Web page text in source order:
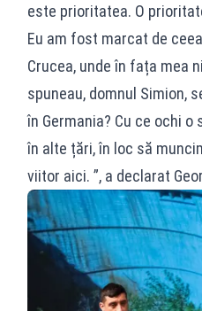
este prioritatea. O
Eu am fost marcat de
Crucea, unde în fața mea
spuneau, domnul Simion,
în Germania? Cu ce ochi
în alte țări, în loc să
viitor aici. ”, a declarat